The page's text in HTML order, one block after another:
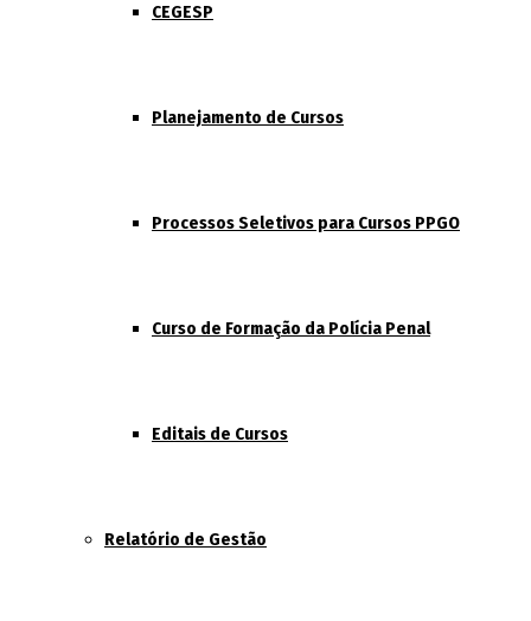
CEGESP
Planejamento de Cursos
Processos Seletivos para Cursos PPGO
Curso de Formação da Polícia Penal
Editais de Cursos
Relatório de Gestão